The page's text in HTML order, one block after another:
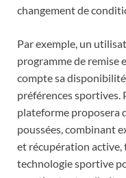
changement de
Par exemple, un
programme de remise
compte sa
préférences sportives.
plateforme proposera
poussées, combinant
et récupération active,
technologie sportive